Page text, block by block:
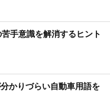
手意識を解消するヒント
かりづらい自動車用語を